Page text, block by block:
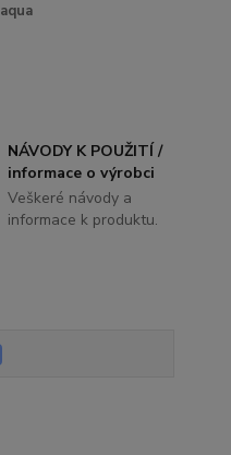
aqua
NÁVODY K POUŽITÍ /
informace o výrobci
Veškeré návody a
informace k produktu.